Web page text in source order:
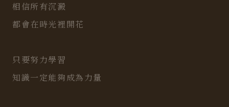
相信所有沉澱
都會在時光裡開花
只要努力學習
知識一定能夠成為力量